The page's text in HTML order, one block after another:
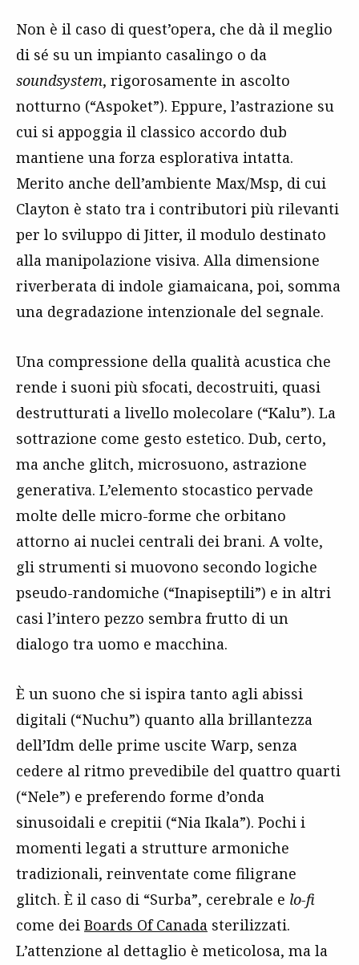
Non è il caso di quest’opera, che dà il meglio
di sé su un impianto casalingo o da
soundsystem, rigorosamente in ascolto
notturno (“Aspoket”). Eppure, l’astrazione su
cui si appoggia il classico accordo dub
mantiene una forza esplorativa intatta.
Merito anche dell’ambiente Max/Msp, di cui
Clayton è stato tra i contributori più rilevanti
per lo sviluppo di Jitter, il modulo destinato
alla manipolazione visiva. Alla dimensione
riverberata di indole giamaicana, poi, somma
una degradazione intenzionale del segnale.
Una compressione della qualità acustica che
rende i suoni più sfocati, decostruiti, quasi
destrutturati a livello molecolare (“Kalu”). La
sottrazione come gesto estetico. Dub, certo,
ma anche glitch, microsuono, astrazione
generativa. L’elemento stocastico pervade
molte delle micro-forme che orbitano
attorno ai nuclei centrali dei brani. A volte,
gli strumenti si muovono secondo logiche
pseudo-randomiche (“Inapiseptili”) e in altri
casi l’intero pezzo sembra frutto di un
dialogo tra uomo e macchina.
È un suono che si ispira tanto agli abissi
digitali (“Nuchu”) quanto alla brillantezza
dell’Idm delle prime uscite Warp, senza
cedere al ritmo prevedibile del quattro quarti
(“Nele”) e preferendo forme d’onda
sinusoidali e crepitii (“Nia Ikala”). Pochi i
momenti legati a strutture armoniche
tradizionali, reinventate come filigrane
glitch. È il caso di “Surba”, cerebrale e lo-fi
come dei Boards Of Canada sterilizzati.
L’attenzione al dettaglio è meticolosa, ma la